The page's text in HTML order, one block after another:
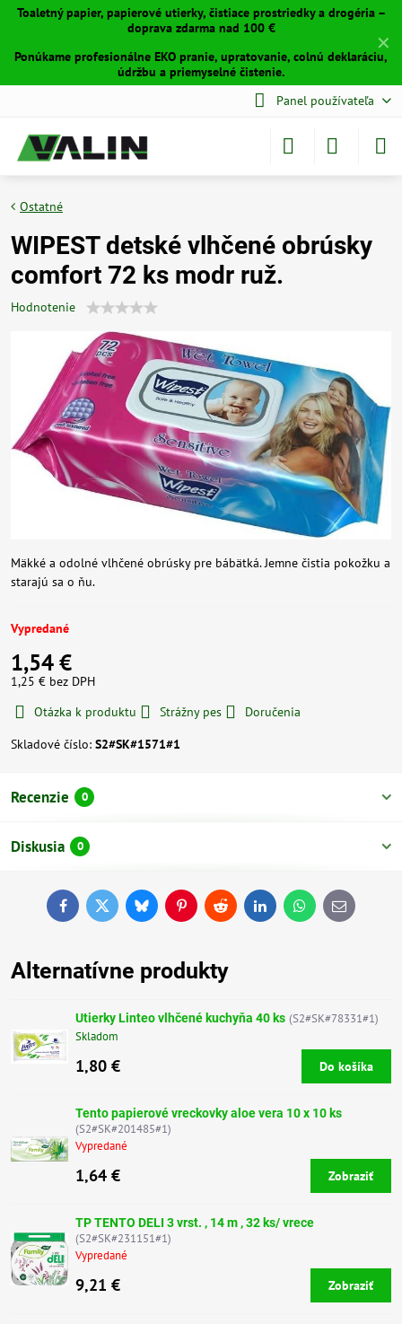
✕
Toaletný papier, papierové utierky, čistiace prostriedky a drogéria –
doprava zdarma nad 100 €
Ponúkame profesionálne EKO pranie, upratovanie, colnú deklaráciu,
údržbu a priemyselné čistenie.
Panel používateľa
Ostatné
WIPEST detské vlhčené obrúsky
comfort 72 ks modr ruž.
Hodnotenie
Mäkké a odolné vlhčené obrúsky pre bábätká. Jemne čistia pokožku a
starajú sa o ňu.
Vypredané
1,54 €
1,25 € bez DPH
Otázka k produktu
Strážny pes
Doručenia
Skladové číslo: S2#SK#1571#1
Recenzie 0
Diskusia 0
FacebookTwitterBlueskyPinterestReddit LinkedInWhatsApp
E-
mail
Alternatívne produkty
Utierky Linteo vlhčené kuchyňa 40 ks (S2#SK#78331#1)
Skladom
1,80 € Do košíka
Tento papierové vreckovky aloe vera 10 x 10 ks
(S2#SK#201485#1)
Vypredané
1,64 € Zobraziť
TP TENTO DELI 3 vrst. , 14 m , 32 ks/ vrece
(S2#SK#231151#1)
Vypredané
9,21 € Zobraziť